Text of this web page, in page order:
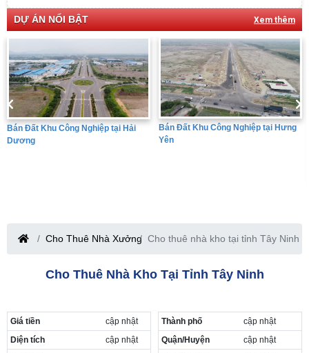
DỰ ÁN NỔI BẬT Xem thêm
Bán Đất Khu Công Nghiệp tại Hải
Dương
Bán Đất Khu Công Nghiệp tại Hưng
Yên
Cho Thuê Nhà Xưởng Cho thuê nhà kho tại tỉnh Tây Ninh
Cho Thuê Nhà Kho Tại Tỉnh Tây Ninh
Giá tiền
cập nhật
Diện tích
cập nhật
Thành phố
cập nhật
Quận/Huyện
cập nhật